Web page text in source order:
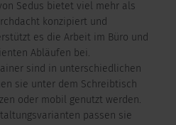
Sedus bietet viel mehr als
konzipiert und
es die Arbeit im Büro und
Abläufen bei.
sind in unterschiedlichen
sie unter dem Schreibtisch
oder mobil genutzt werden.
passen sie